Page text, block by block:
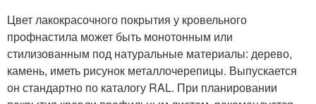
Цвет лакокрасочного покрытия у кровельного
профнастила может быть монотонным или
стилизованным под натуральные материалы: дерево,
камень, иметь рисунок металлочерепицы. Выпускается
он стандартно по каталогу RAL. При планировании